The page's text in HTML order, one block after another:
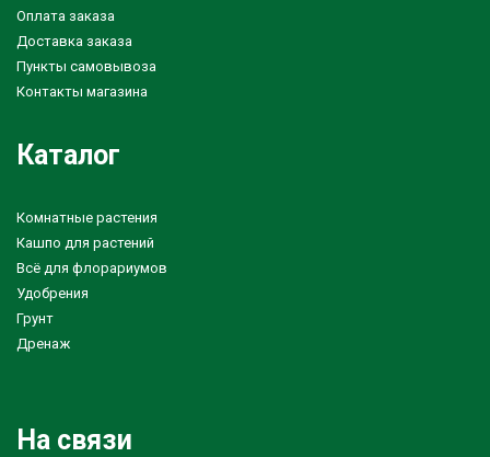
Оплата заказа
Доставка заказа
Пункты самовывоза
Контакты магазина
Каталог
Комнатные растения
Кашпо для растений
Всё для флорариумов
Удобрения
Грунт
Дренаж
На связи